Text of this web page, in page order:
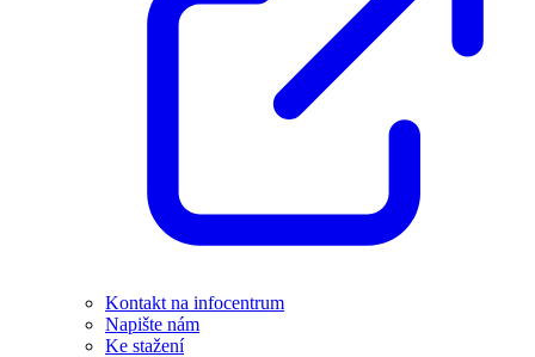
Kontakt na infocentrum
Napište nám
Ke stažení